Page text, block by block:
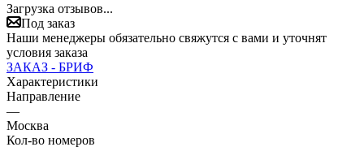
Загрузка отзывов...
Под заказ
Наши менеджеры обязательно свяжутся с вами и уточнят
условия заказа
ЗАКАЗ - БРИФ
Характеристики
Направление
—
Москва
Кол-во номеров